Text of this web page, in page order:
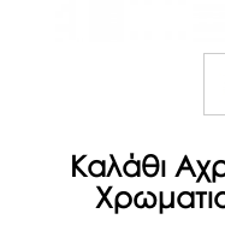
Καλάθι